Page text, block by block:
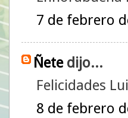
7 de febrero
Ñetedijo...
Felicidades
8 de febrero